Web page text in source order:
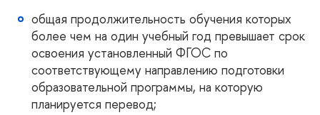
общая продолжительность обучения которых
более чем на один учебный год превышает срок
освоения установленный ФГОС по
соответствующему направлению подготовки
образовательной программы, на которую
планируется перевод;